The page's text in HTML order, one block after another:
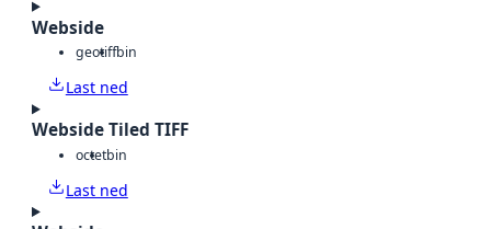
Webside
geotiffbin
Last ned
Webside Tiled TIFF
octetbin
Last ned